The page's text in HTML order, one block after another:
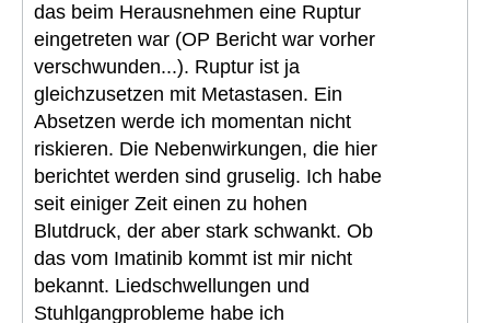
das beim Herausnehmen eine Ruptur
eingetreten war (OP Bericht war vorher
verschwunden...). Ruptur ist ja
gleichzusetzen mit Metastasen. Ein
Absetzen werde ich momentan nicht
riskieren. Die Nebenwirkungen, die hier
berichtet werden sind gruselig. Ich habe
seit einiger Zeit einen zu hohen
Blutdruck, der aber stark schwankt. Ob
das vom Imatinib kommt ist mir nicht
bekannt. Liedschwellungen und
Stuhlgangprobleme habe ich